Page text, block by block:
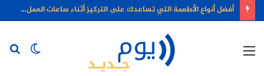
أفضل أنواع الأطعمة التي تساعدك على التركيز أثناء ساعات العمل الطويلة
الوضع